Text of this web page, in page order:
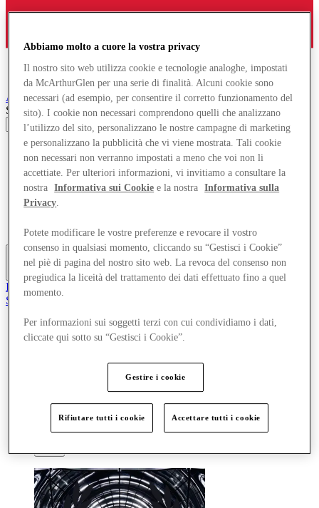
AshfordDesigner Outlet
Search input
Negozi
Offerte
Pianifica la tua visita
Cosa c'è in programma
Mangia e Bevi
Il Club
Salvata
Negozi
Pianifica la tua visita
Cosa c'è in programma
Gift Card
Servizi
Abbiamo molto a cuore la vostra privacy
Il nostro sito web utilizza cookie e tecnologie analoghe, impostati
da McArthurGlen per una serie di finalità. Alcuni cookie sono
necessari (ad esempio, per consentire il corretto funzionamento del
sito). I cookie non necessari comprendono quelli che analizzano
l’utilizzo del sito, personalizzano le nostre campagne di marketing
e personalizzano la pubblicità che vi viene mostrata. Tali cookie
non necessari non verranno impostati a meno che voi non li
accettiate. Per ulteriori informazioni, vi invitiamo a consultare la
nostra
Informativa sui Cookie e la nostra
Informativa sulla
Privacy.
Potete modificare le vostre preferenze e revocare il vostro
consenso in qualsiasi momento, cliccando su “Gestisci i Cookie”
nel piè di pagina del nostro sito web. La revoca del consenso non
pregiudica la liceità del trattamento dei dati effettuato fino a quel
momento.
Per informazioni sui soggetti terzi con cui condividiamo i dati,
cliccate qui sotto su “Gestisci i Cookie”.
Gestire i cookie
Rifiutare tutti i cookie Accettare tutti i cookie